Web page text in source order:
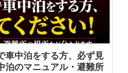
車中泊をする方、必ず見
泊のマニュアル・避難所